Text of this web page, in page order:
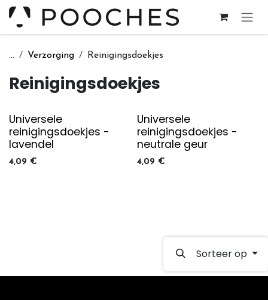
Overslaan naar inhoud
... Verzorging Reinigingsdoekjes
Reinigingsdoekjes
Universele
reinigingsdoekjes -
lavendel
4,09 €
Universele
reinigingsdoekjes -
neutrale geur
4,09 €
Sorteer op